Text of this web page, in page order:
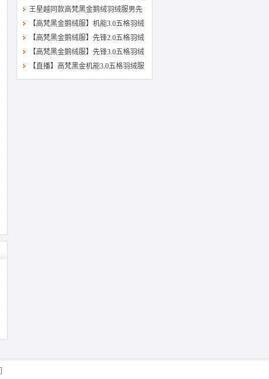
王星越同款高梵黑金鹅绒羽绒服男先
【高梵黑金鹅绒服】机能3.0五格羽绒
【高梵黑金鹅绒服】先锋2.0五格羽绒
【高梵黑金鹅绒服】先锋3.0五格羽绒
【直播】高梵黑金机能3.0五格羽绒服